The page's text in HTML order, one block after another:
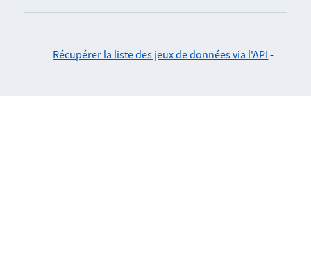
Récupérer la liste des jeux de données via l'API -